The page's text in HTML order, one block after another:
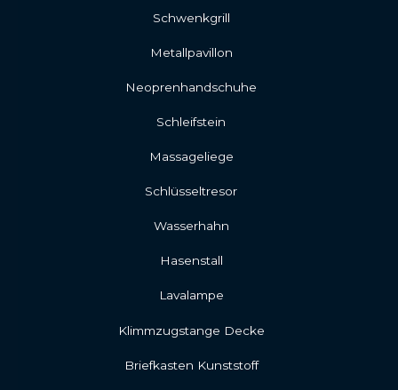
Schwenkgrill
Metallpavillon
Neoprenhandschuhe
Schleifstein
Massageliege
Schlüsseltresor
Wasserhahn
Hasenstall
Lavalampe
Klimmzugstange Decke
Briefkasten Kunststoff